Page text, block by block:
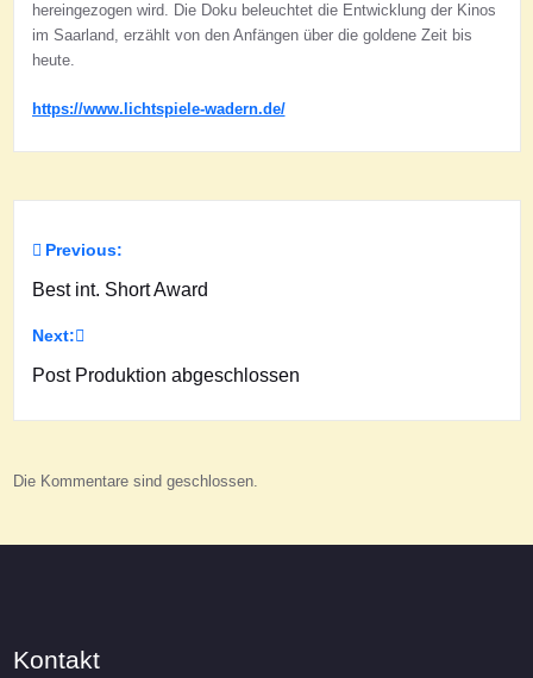
hereingezogen wird. Die Doku beleuchtet die Entwicklung der Kinos
im Saarland, erzählt von den Anfängen über die goldene Zeit bis
heute.
https://www.lichtspiele-wadern.de/
Beitragsnavigation
Previous:
Best int. Short Award
Next:
Post Produktion abgeschlossen
Die Kommentare sind geschlossen.
Kontakt